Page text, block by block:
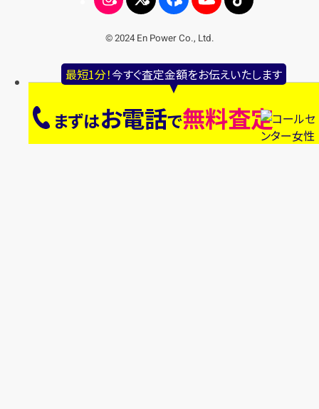
最短1分！今すぐ査定金額をお伝えいたします
まずはお電話で無料査定
© 2024 En Power Co., Ltd.